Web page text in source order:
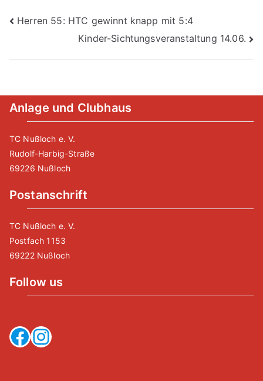
Beitragsnavigation
Herren 55: HTC gewinnt knapp mit 5:4
Kinder-Sichtungsveranstaltung 14.06.
Anlage und Clubhaus
TC Nußloch e. V.
Rudolf-Harbig-Straße
69226 Nußloch
Postanschrift
TC Nußloch e. V.
Postfach 1153
69222 Nußloch
Follow us
Facebook
Instagram